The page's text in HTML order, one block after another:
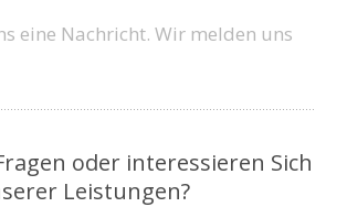
eine Nachricht. Wir melden uns
oder interessieren Sich
Leistungen?